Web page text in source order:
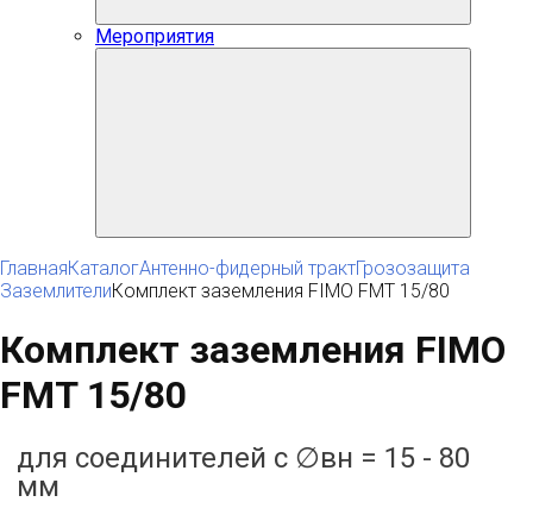
Мероприятия
ГлавнаяКаталогАнтенно-фидерный трактГрозозащита
ЗаземлителиКомплект заземления FIMO FMT 15/80
Комплект заземления FIMO
FMT 15/80
для соединителей с ∅вн = 15 - 80
мм